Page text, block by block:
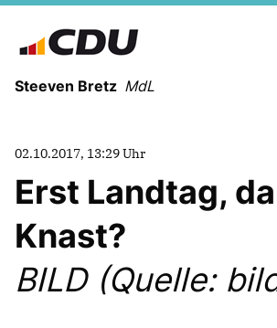
Steeven Bretz MdL
PRESSEFOTOS
MEIN BÜRGERBÜRO
02.10.2017, 13:29 Uhr
Erst Landtag,
Knast?
BILD (Quelle: